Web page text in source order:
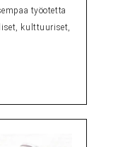
työotetta
kulttuuriset,